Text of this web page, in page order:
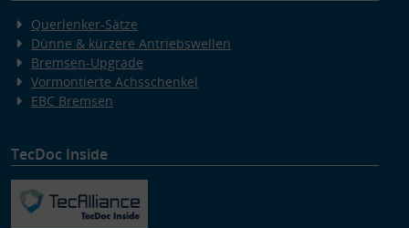
Querlenker-Sätze
Dünne & kürzere Antriebswellen
Bremsen-Upgrade
Vormontierte Achsschenkel
EBC Bremsen
TecDoc Inside